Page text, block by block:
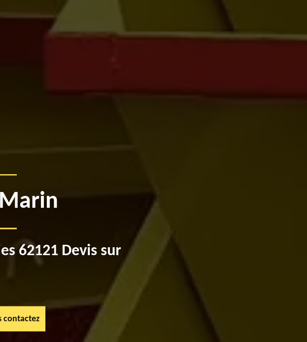
62121 Devis sur
contactez